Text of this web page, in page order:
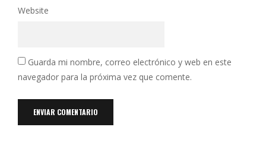
Website
Guarda mi nombre, correo electrónico y web en este
navegador para la próxima vez que comente.